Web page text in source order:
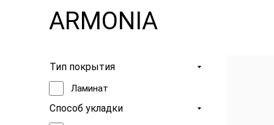
ARMONIA
Тип покрытия
Ламинат
Способ укладки